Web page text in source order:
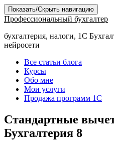
Показать/Скрыть навигацию
Профессиональный бухгалтер
бухгалтерия, налоги, 1С
нейросети
Все статьи блога
Курсы
Обо мне
Мои услуги
Продажа программ 1С
Стандартные
Бухгалтерия 8